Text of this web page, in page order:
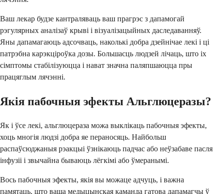
Ваш лекар будзе кантраляваць ваш прагрэс з дапамогай
рэгулярных аналізаў крыві і візуалізацыйных даследаванняў.
Яны дапамагаюць адсочваць, наколькі добра дзейнічае лекі і ці
патрэбна карэкціроўка дозы. Большасць людзей лічаць, што іх
сімптомы стабілізуюцца і нават значна паляпшаюцца пры
працяглым лячэнні.
Якія пабочныя эфекты Альглюцеразы?
Як і ўсе лекі, альглюцераза можа выклікаць пабочныя эфекты,
хоць многія людзі добра яе пераносяць. Найбольш
распаўсюджаныя рэакцыі ўзнікаюць падчас або неўзабаве пасля
інфузіі і звычайна бываюць лёгкімі або ўмеранымі.
Вось пабочныя эфекты, якія вы можаце адчуць, і важна
памятаць, што ваша медыцынская каманда гатова дапамагчы ў